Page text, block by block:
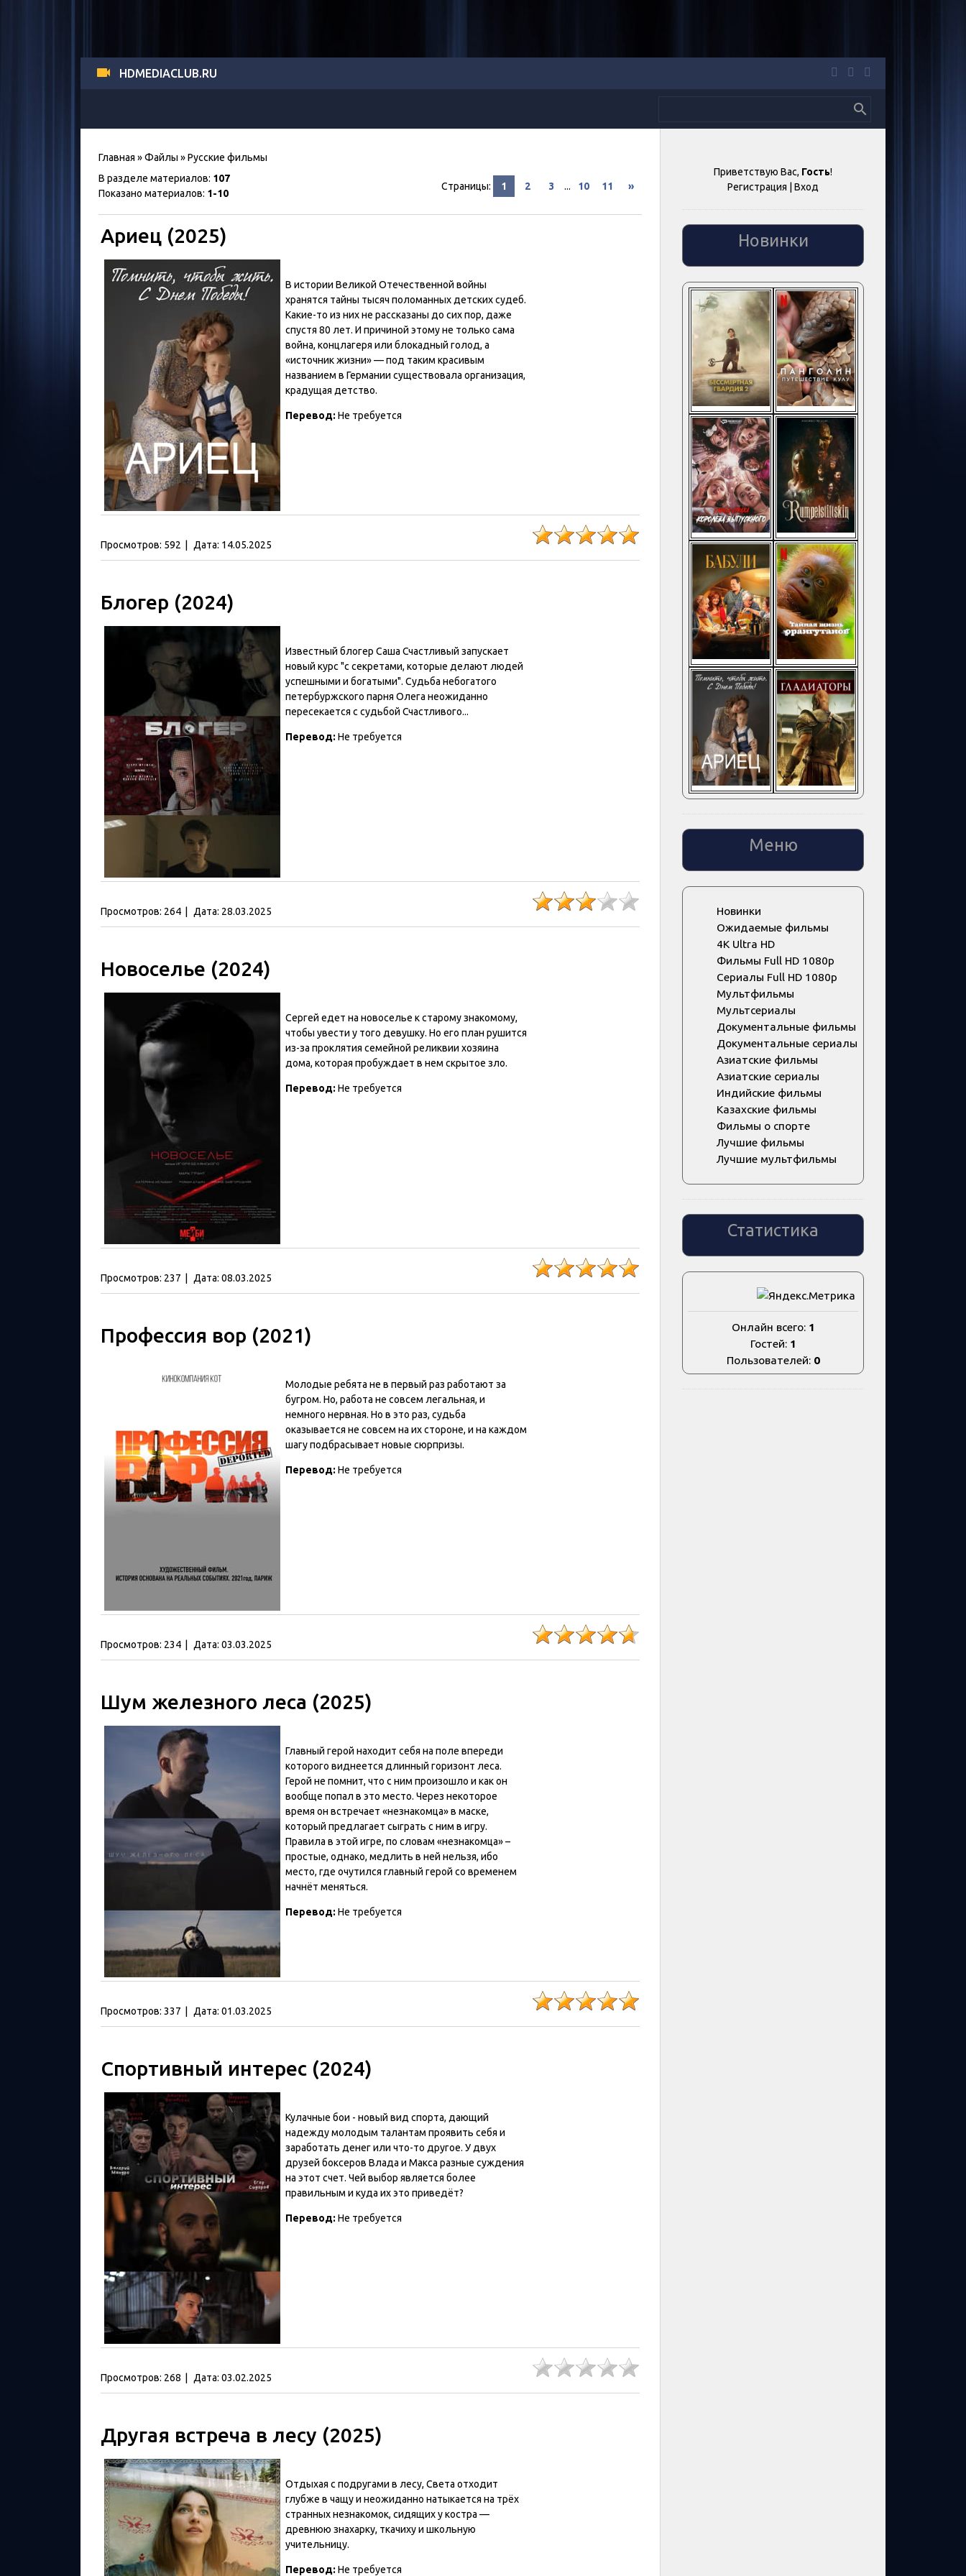
HDMEDIACLUB.RU
Главная »Файлы » Русские фильмы
В разделе материалов: 107
Показано материалов: 1-10
Страницы: 1 2 3 ... 10 11 »
Ариец (2025)
В истории Великой Отечественной войны
хранятся тайны тысяч поломанных детских судеб.
Какие-то из них не рассказаны до сих пор, даже
спустя 80 лет. И причиной этому не только сама
война, концлагеря или блокадный голод, а
«источник жизни» — под таким красивым
названием в Германии существовала организация,
крадущая детство.
Перевод: Не требуется
Просмотров: 592 Дата: 14.05.2025
Блогер (2024)
Известный блогер Саша Счастливый запускает
новый курс "с секретами, которые делают людей
успешными и богатыми". Судьба небогатого
петербуржского парня Олега неожиданно
пересекается с судьбой Счастливого...
Перевод: Не требуется
Просмотров: 264 Дата: 28.03.2025
Новоселье (2024)
Сергей едет на новоселье к старому знакомому,
чтобы увести у того девушку. Но его план рушится
из-за проклятия семейной реликвии хозяина
дома, которая пробуждает в нем скрытое зло.
Перевод: Не требуется
Просмотров: 237 Дата: 08.03.2025
Профессия вор (2021)
Молодые ребята не в первый раз работают за
бугром. Но, работа не совсем легальная, и
немного нервная. Но в это раз, судьба
оказывается не совсем на их стороне, и на каждом
шагу подбрасывает новые сюрпризы.
Перевод: Не требуется
Просмотров: 234 Дата: 03.03.2025
Шум железного леса (2025)
Главный герой находит себя на поле впереди
которого виднеется длинный горизонт леса.
Герой не помнит, что с ним произошло и как он
вообще попал в это место. Через некоторое
время он встречает «незнакомца» в маске,
который предлагает сыграть с ним в игру.
Правила в этой игре, по словам «незнакомца» –
простые, однако, медлить в ней нельзя, ибо
место, где очутился главный герой со временем
начнёт меняться.
Перевод: Не требуется
Просмотров: 337 Дата: 01.03.2025
Спортивный интерес (2024)
Кулачные бои - новый вид спорта, дающий
надежду молодым талантам проявить себя и
заработать денег или что-то другое. У двух
друзей боксеров Влада и Макса разные суждения
на этот счет. Чей выбор является более
правильным и куда их это приведёт?
Перевод: Не требуется
Просмотров: 268 Дата: 03.02.2025
Другая встреча в лесу (2025)
Отдыхая с подругами в лесу, Света отходит
глубже в чащу и неожиданно натыкается на трёх
странных незнакомок, сидящих у костра —
древнюю знахарку, ткачиху и школьную
учительницу.
Перевод: Не требуется
Приветствую Вас, Гость!
Регистрация |Вход
Новинки
Меню
Новинки
Ожидаемые фильмы
4K Ultra HD
Фильмы Full HD 1080p
Сериалы Full HD 1080p
Мультфильмы
Мультсериалы
Документальные фильмы
Документальные сериалы
Азиатские фильмы
Азиатские сериалы
Индийские фильмы
Казахские фильмы
Фильмы о спорте
Лучшие фильмы
Лучшие мультфильмы
Статистика
Онлайн всего: 1
Гостей: 1
Пользователей: 0